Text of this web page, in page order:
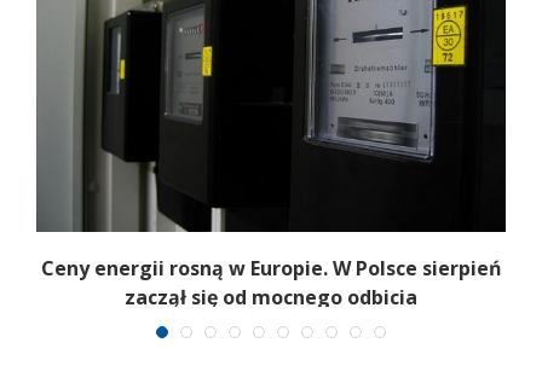
Ceny energii rosną w Europie. W Polsce sierpień
zaczął się od mocnego odbicia